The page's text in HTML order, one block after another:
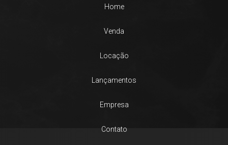
Home
Venda
Locação
Lançamentos
Empresa
Contato